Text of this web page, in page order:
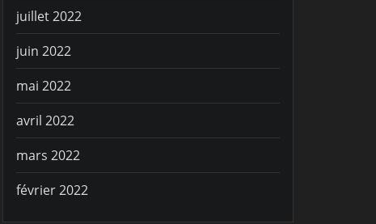
juillet 2022
juin 2022
mai 2022
avril 2022
mars 2022
février 2022